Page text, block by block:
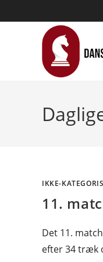
to
IKKE-
11.
Det 11.
efter 34 træk